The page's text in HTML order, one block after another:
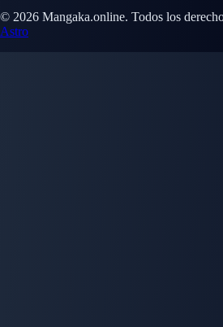
© 2026 Mangaka.online. Todos los
Astro